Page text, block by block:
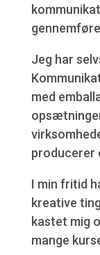
Jeg har
med
producerer
I min fritid
kreative
kastet mig
mange